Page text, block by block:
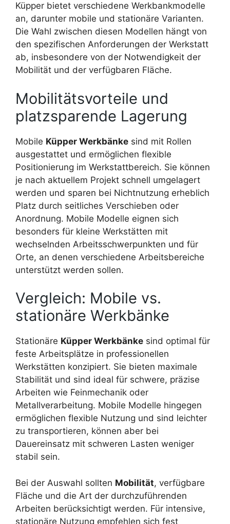
Küpper bietet verschiedene Werkbankmodelle
an, darunter mobile und stationäre Varianten.
Die Wahl zwischen diesen Modellen hängt von
den spezifischen Anforderungen der Werkstatt
ab, insbesondere von der Notwendigkeit der
Mobilität und der verfügbaren Fläche.
Mobilitätsvorteile und
platzsparende Lagerung
Mobile Küpper Werkbänke sind mit Rollen
ausgestattet und ermöglichen flexible
Positionierung im Werkstattbereich. Sie können
je nach aktuellem Projekt schnell umgelagert
werden und sparen bei Nichtnutzung erheblich
Platz durch seitliches Verschieben oder
Anordnung. Mobile Modelle eignen sich
besonders für kleine Werkstätten mit
wechselnden Arbeitsschwerpunkten und für
Orte, an denen verschiedene Arbeitsbereiche
unterstützt werden sollen.
Vergleich: Mobile vs.
stationäre Werkbänke
Stationäre Küpper Werkbänke sind optimal für
feste Arbeitsplätze in professionellen
Werkstätten konzipiert. Sie bieten maximale
Stabilität und sind ideal für schwere, präzise
Arbeiten wie Feinmechanik oder
Metallverarbeitung. Mobile Modelle hingegen
ermöglichen flexible Nutzung und sind leichter
zu transportieren, können aber bei
Dauereinsatz mit schweren Lasten weniger
stabil sein.
Bei der Auswahl sollten Mobilität, verfügbare
Fläche und die Art der durchzuführenden
Arbeiten berücksichtigt werden. Für intensive,
stationäre Nutzung empfehlen sich fest